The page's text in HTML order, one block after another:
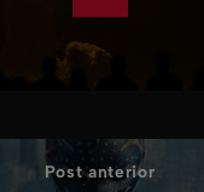
Post anterior